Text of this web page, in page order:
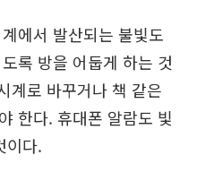
에서 발산되는 불빛도
록 방을 어둡게 하는 것
계로 바꾸거나 책 같은
한다. 휴대폰 알람도 빛
이다.